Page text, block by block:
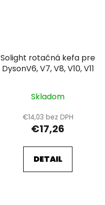
Solight rotačná kefa pre
DysonV6, V7, V8, V10, V11
Skladom
€14,03 bez DPH
€17,26
DETAIL